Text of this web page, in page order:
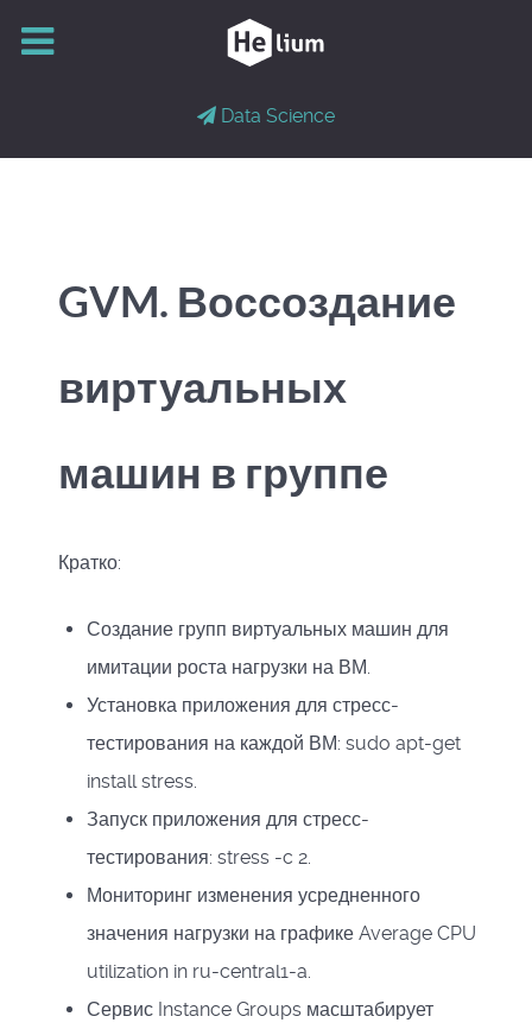
Data Science
GVM. Воссоздание
виртуальных
машин в группе
Кратко:
Создание групп виртуальных машин для
имитации роста нагрузки на ВМ.
Установка приложения для стресс-
тестирования на каждой ВМ: sudo apt-get
install stress.
Запуск приложения для стресс-
тестирования: stress -c 2.
Мониторинг изменения усредненного
значения нагрузки на графике Average CPU
utilization in ru-central1-a.
Сервис Instance Groups масштабирует